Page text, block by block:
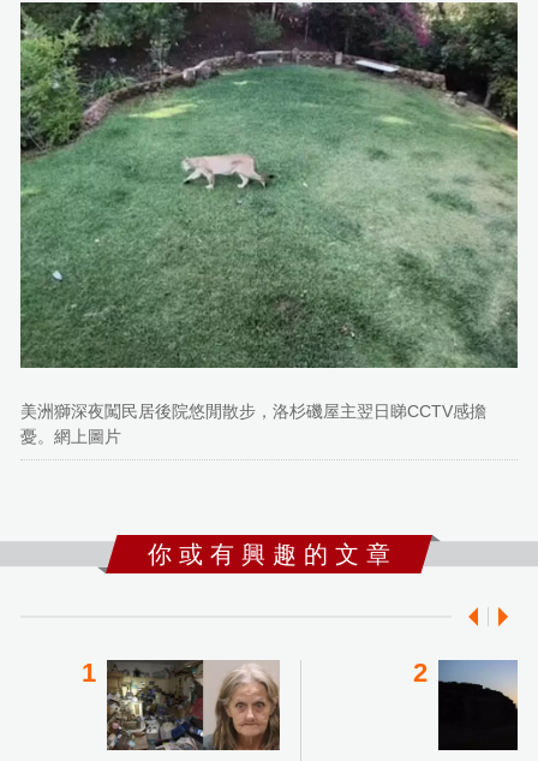
美洲獅深夜闖民居後院悠閒散步，洛杉磯屋主翌日睇CCTV感擔
憂。網上圖片
你 或 有 興 趣 的 文 章